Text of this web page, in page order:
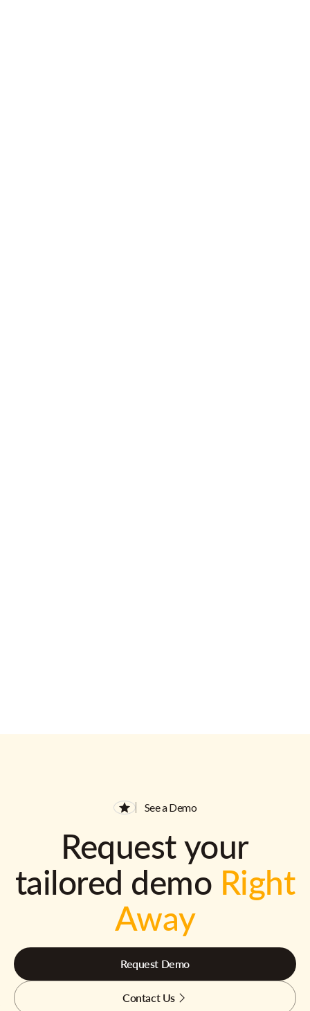
See a Demo
Request your
tailored demo Right
Away
Request Demo
Contact Us